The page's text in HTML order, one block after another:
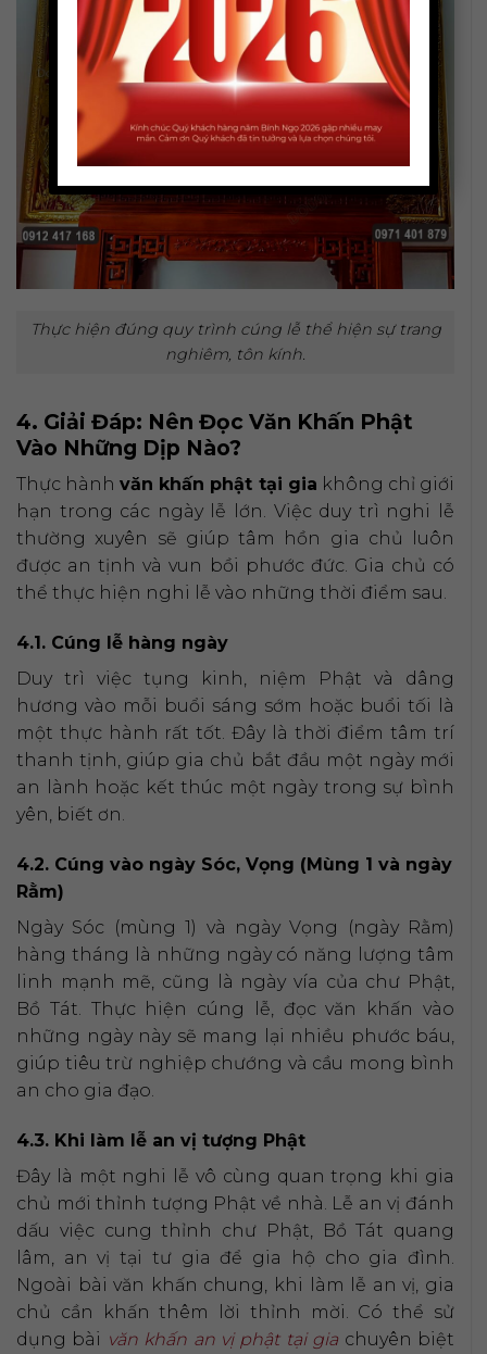
Thực hiện đúng quy trình cúng lễ thể hiện sự trang
nghiêm, tôn kính.
4. Giải Đáp: Nên Đọc Văn Khấn Phật
Vào Những Dịp Nào?
Thực hànhvăn khấn phật tại gia không chỉ giới
hạn trong các ngày lễ lớn. Việc duy trì nghi lễ
thường xuyên sẽ giúp tâm hồn gia chủ luôn
được an tịnh và vun bồi phước đức. Gia chủ có
thể thực hiện nghi lễ vào những thời điểm sau.
4.1. Cúng lễ hàng ngày
Duy trì việc tụng kinh, niệm Phật và dâng
hương vào mỗi buổi sáng sớm hoặc buổi tối là
một thực hành rất tốt. Đây là thời điểm tâm trí
thanh tịnh, giúp gia chủ bắt đầu một ngày mới
an lành hoặc kết thúc một ngày trong sự bình
yên, biết ơn.
4.2. Cúng vào ngày Sóc, Vọng (Mùng 1 và ngày
Rằm)
Ngày Sóc (mùng 1) và ngày Vọng (ngày Rằm)
hàng tháng là những ngày có năng lượng tâm
linh mạnh mẽ, cũng là ngày vía của chư Phật,
Bồ Tát. Thực hiện cúng lễ, đọc văn khấn vào
những ngày này sẽ mang lại nhiều phước báu,
giúp tiêu trừ nghiệp chướng và cầu mong bình
an cho gia đạo.
4.3. Khi làm lễ an vị tượng Phật
Đây là một nghi lễ vô cùng quan trọng khi gia
chủ mới thỉnh tượng Phật về nhà. Lễ an vị đánh
dấu việc cung thỉnh chư Phật, Bồ Tát quang
lâm, an vị tại tư gia để gia hộ cho gia đình.
Ngoài bài văn khấn chung, khi làm lễ an vị, gia
chủ cần khấn thêm lời thỉnh mời. Có thể sử
dụng bài văn khấn an vị phật tại gia chuyên biệt